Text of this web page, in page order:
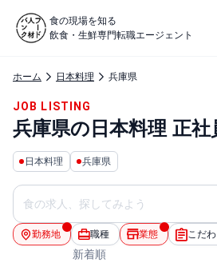
食の現場を知る
飲食・生鮮専門転職エージェント
ホーム 日本料理 兵庫県
JOB LISTING
兵庫県の日本料理 正社
日本料理 兵庫県
勤務地 職種 業態 こだわ
新着順